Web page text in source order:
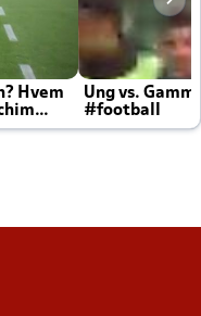
Hvem
Ung vs.
#football